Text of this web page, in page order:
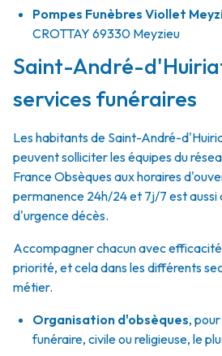
Pompes Funèbres Viollet
CROTTAY 69330 Meyzieu
Saint-André-
services funéraires
Les habitants de Saint-André-
peuvent solliciter les équipes du
France Obsèques aux horaires
permanence 24h/24 et 7j/7 est aussi
d'urgence décès.
Accompagner chacun avec
priorité, et cela dans les différents
métier.
Organisation d'obsèques,
funéraire, civile ou religieuse, le